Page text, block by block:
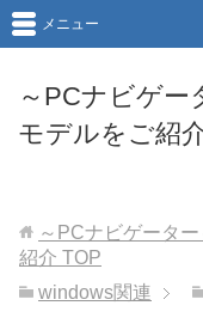
～PCナビゲー
モデルをご紹
メニュー
～PCナビゲータ
紹介 TOP
windows関連